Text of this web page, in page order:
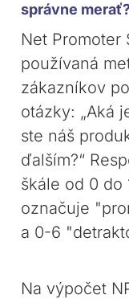
správne
Net Promoter
používaná
zákazníkov
otázky: „Aká
ste náš
ďalším?“
škále od 0 do
označuje
a 0-6
Na výpočet